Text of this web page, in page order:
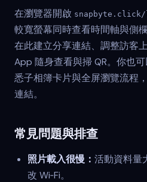
在瀏覽器開啟 snapbyte.click/
較寬螢幕同時查看時間軸與側
在此建立分享連結、調整訪客
App 隨身查看與掃 QR。你也
悉子相簿卡片與全屏瀏覽流程
連結。
常見問題與排查
照片載入很慢： 活動資料量
改 Wi‑Fi。